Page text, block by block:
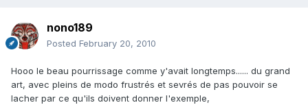
nono189
Posted February 20, 2010
Hooo le beau pourrissage comme y'avait longtemps...... du grand
art, avec pleins de modo frustrés et sevrés de pas pouvoir se
lacher par ce qu'ils doivent donner l'exemple,